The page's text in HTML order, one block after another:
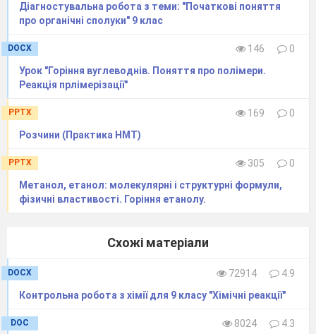
Діагностувальна робота з теми: "Початкові поняття
про органічні сполуки" 9 клас
DOCX 146
0
Урок "Горіння вуглеводнів. Поняття про полімери.
Реакція прлімерізації"
PPTX 169
0
Розчини (Практика НМТ)
PPTX 305
0
Метанол, етанол: молекулярні і структурні формули,
фізичні властивості. Горіння етанолу.
Схожі матеріали
DOCX 72914
4.9
​Контрольна робота з хімії для 9 класу "Хімічні реакції"
DOC 8024
4.3